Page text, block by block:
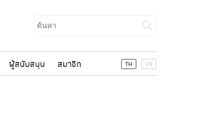
Search
ผู้สนับสนุน สมาชิก TH EN